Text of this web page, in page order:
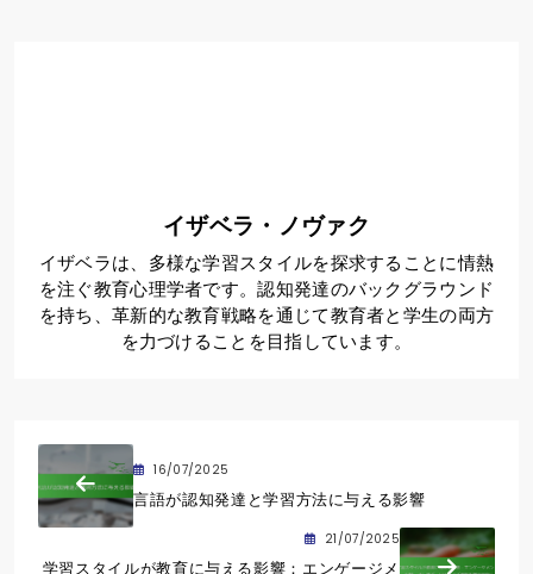
イザベラ・ノヴァク
イザベラは、多様な学習スタイルを探求することに情熱
を注ぐ教育心理学者です。認知発達のバックグラウンド
を持ち、革新的な教育戦略を通じて教育者と学生の両方
を力づけることを目指しています。
16/07/2025
言語が認知発達と学習方法に与える影響
21/07/2025
学習スタイルが教育に与える影響：エンゲージメ